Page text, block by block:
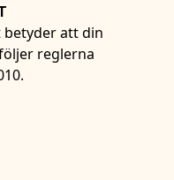
att din
reglerna